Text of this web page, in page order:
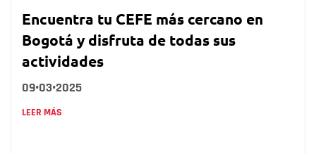
Encuentra tu CEFE más cercano en
Bogotá y disfruta de todas sus
actividades
09•03•2025
LEER MÁS